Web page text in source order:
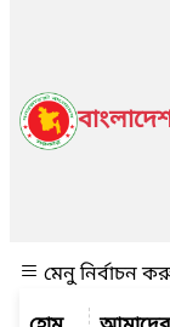
মেনু নির্বাচন